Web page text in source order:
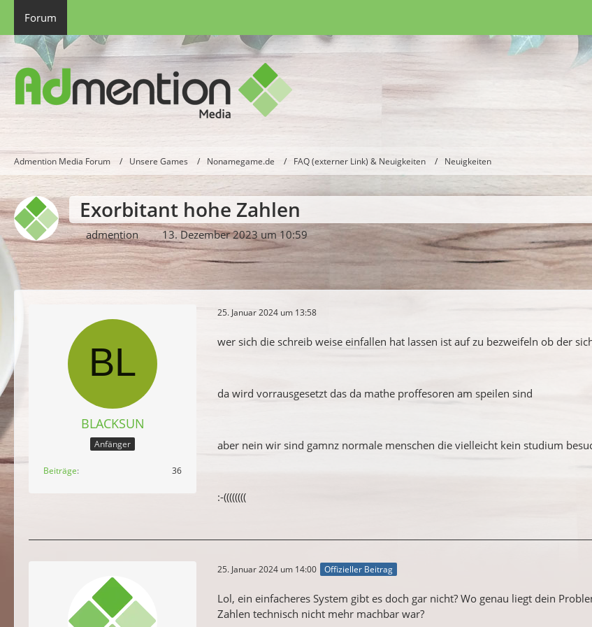
Forum
Admention Media Forum Unsere Games Nonamegame.de FAQ (externer Link) & Neuigkeiten Neuigkeiten
Exorbitant hohe Zahlen
admention 13. Dezember 2023 um 10:59
BLACKSUN
Anfänger
Beiträge 36
25. Januar 2024 um 13:58
wer sich die schreib weise einfallen hat lassen ist auf zu bezweifeln ob der
da wird vorrausgesetzt das da mathe proffesoren am speilen sind
aber nein wir sind gamnz normale menschen die vielleicht kein studium
:-((((((((
25. Januar 2024 um 14:00 Offizieller Beitrag
Lol, ein einfacheres System gibt es doch gar nicht? Wo genau liegt dein
Zahlen technisch nicht mehr machbar war?